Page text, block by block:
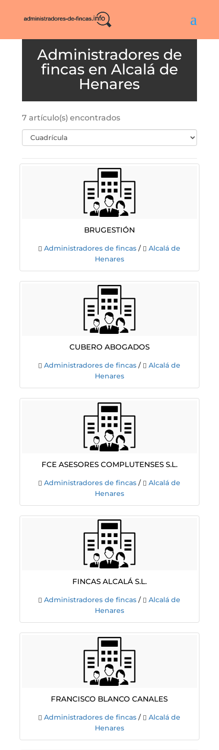
Alcalá de
Henares
7 artículo(s) encontrados
BRUGESTIÓN
Administradores de fincas /
Alcalá de
Henares
Cubero Abogados
Administradores de fincas /
Alcalá de
Henares
Fce Asesores Complutenses S.L.
Administradores de fincas /
Alcalá de
Henares
Fincas Alcalá S.L.
Administradores de fincas /
Alcalá de
Henares
Francisco Blanco Canales
Administradores de fincas /
Alcalá de
Henares